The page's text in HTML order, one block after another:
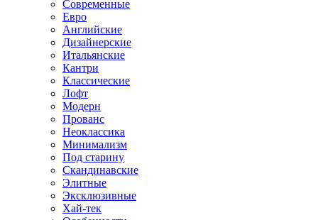
Современные
Евро
Английские
Дизайнерские
Итальянские
Кантри
Классические
Лофт
Модерн
Прованс
Неоклассика
Минимализм
Под старину
Скандинавские
Элитные
Эксклюзивные
Хай-тек